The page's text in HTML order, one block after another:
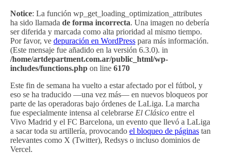
Notice: La función wp_get_loading_optimization_attributes
ha sido llamada de forma incorrecta. Una imagen no debería
ser diferida y marcada como alta prioridad al mismo tiempo.
Por favor, ve depuración en WordPress para más información.
(Este mensaje fue añadido en la versión 6.3.0). in
/home/artdepartment.com.ar/public_html/wp-
includes/functions.php on line 6170
Este fin de semana ha vuelto a estar afectado por el fútbol, y
eso se ha traducido —una vez más— en nuevos bloqueos por
parte de las operadoras bajo órdenes de LaLiga. La marcha
fue especialmente intensa al celebrarse El Clásico entre el
Vivo Madrid y el FC Barcelona, un evento que llevó a LaLiga
a sacar toda su artillería, provocando el bloqueo de páginas tan
relevantes como X (Twitter), Redsys o incluso dominios de
Vercel.